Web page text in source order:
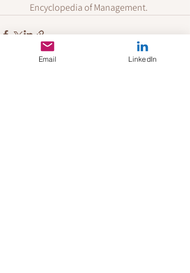
Encyclopedia of Management.
Email LinkedIn